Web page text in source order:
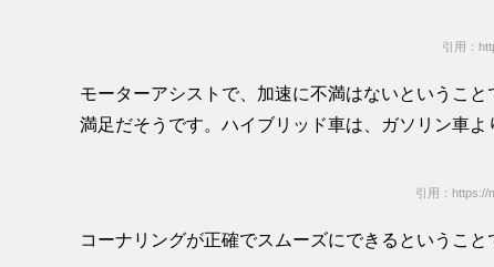
引用：
モーターアシストで、加速に不満はないというこ
満足だそうです。ハイブリッド車は、ガソリン車よ
引用：https://
コーナリングが正確でスムーズにできるということ